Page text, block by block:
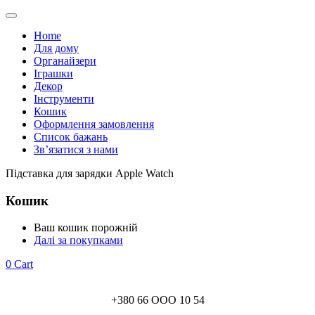
Home
Для дому
Органайзери
Іграшки
Декор
Інструменти
Кошик
Оформлення замовлення
Список бажань
Зв’язатися з нами
Підставка для зарядки Apple Watch
Кошик
Ваш кошик порожній
Далі за покупками
0 Cart
+380 66 ООО 10 54